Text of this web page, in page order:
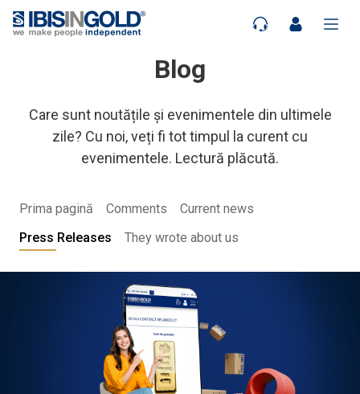
Blog
Care sunt noutățile și evenimentele din ultimele
zile? Cu noi, veți fi tot timpul la curent cu
evenimentele. Lectură plăcută.
Prima pagină Comments
Current news
Press Releases
They wrote about us